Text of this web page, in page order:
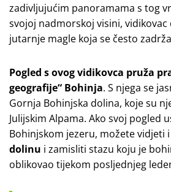
zadivljujućim panoramama s tog
svojoj nadmorskoj visini,
jutarnje magle koja se često
Pogled s ovog vidikovca pruža
geografije“ Bohinja. S njega se
Gornja Bohinjska dolina, koje su
Julijskim Alpama. Ako svoj pogled
Bohinjskom jezeru, možete vidjeti i
dolinu i zamisliti stazu koju je
oblikovao tijekom posljednjeg